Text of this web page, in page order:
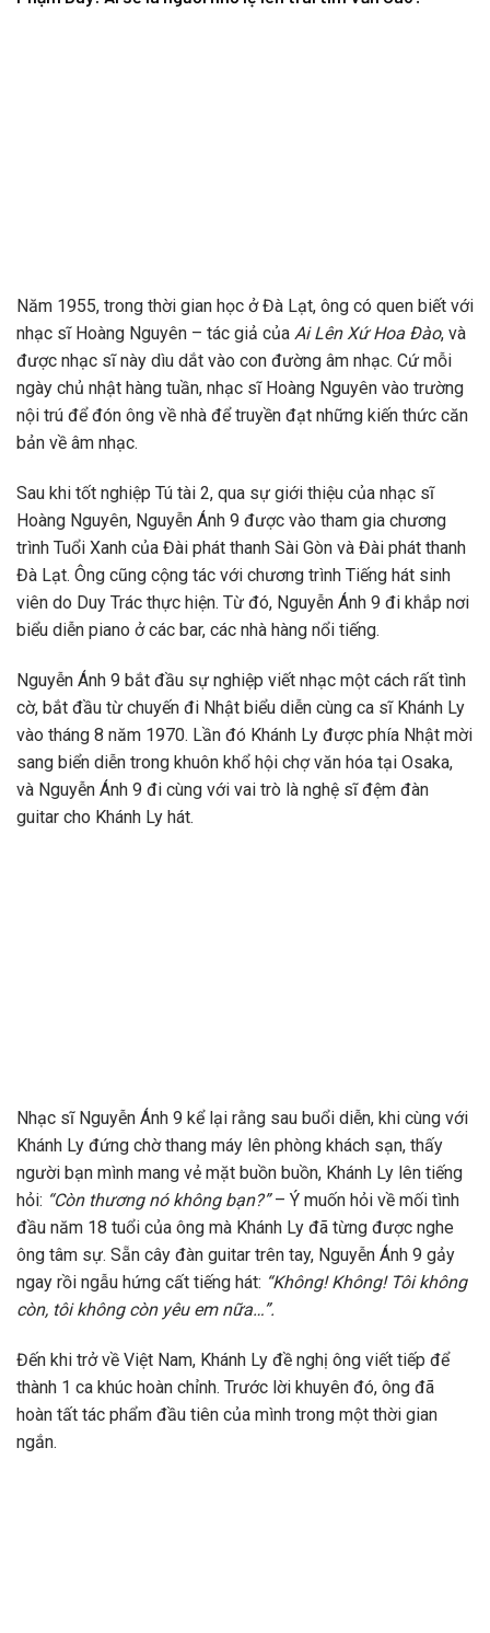
Năm 1955, trong thời gian học ở Đà Lạt, ông có quen biết với
nhạc sĩ Hoàng Nguyên – tác giả của Ai Lên Xứ Hoa Đào, và
được nhạc sĩ này dìu dắt vào con đường âm nhạc. Cứ mỗi
ngày chủ nhật hàng tuần, nhạc sĩ Hoàng Nguyên vào trường
nội trú để đón ông về nhà để truyền đạt những kiến thức căn
bản về âm nhạc.
Sau khi tốt nghiệp Tú tài 2, qua sự giới thiệu của nhạc sĩ
Hoàng Nguyên, Nguyễn Ánh 9 được vào tham gia chương
trình Tuổi Xanh của Đài phát thanh Sài Gòn và Đài phát thanh
Đà Lạt. Ông cũng cộng tác với chương trình Tiếng hát sinh
viên do Duy Trác thực hiện. Từ đó, Nguyễn Ánh 9 đi khắp nơi
biểu diễn piano ở các bar, các nhà hàng nổi tiếng.
Nguyễn Ánh 9 bắt đầu sự nghiệp viết nhạc một cách rất tình
cờ, bắt đầu từ chuyến đi Nhật biểu diễn cùng ca sĩ Khánh Ly
vào tháng 8 năm 1970. Lần đó Khánh Ly được phía Nhật mời
sang biển diễn trong khuôn khổ hội chợ văn hóa tại Osaka,
và Nguyễn Ánh 9 đi cùng với vai trò là nghệ sĩ đệm đàn
guitar cho Khánh Ly hát.
Nhạc sĩ Nguyễn Ánh 9 kể lại rằng sau buổi diễn, khi cùng với
Khánh Ly đứng chờ thang máy lên phòng khách sạn, thấy
người bạn mình mang vẻ mặt buồn buồn, Khánh Ly lên tiếng
hỏi: “Còn thương nó không bạn?”– Ý muốn hỏi về mối tình
đầu năm 18 tuổi của ông mà Khánh Ly đã từng được nghe
ông tâm sự. Sẵn cây đàn guitar trên tay, Nguyễn Ánh 9 gảy
ngay rồi ngẫu hứng cất tiếng hát: “Không! Không! Tôi không
còn, tôi không còn yêu em nữa…”.
Đến khi trở về Việt Nam, Khánh Ly đề nghị ông viết tiếp để
thành 1 ca khúc hoàn chỉnh. Trước lời khuyên đó, ông đã
hoàn tất tác phẩm đầu tiên của mình trong một thời gian
ngắn.